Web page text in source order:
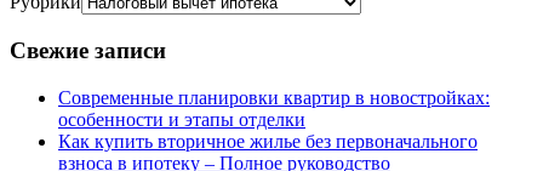
Свежие записи
Современные планировки квартир в новостройках:
особенности и этапы отделки
Как купить вторичное жилье без первоначального
взноса в ипотеку – Полное руководство